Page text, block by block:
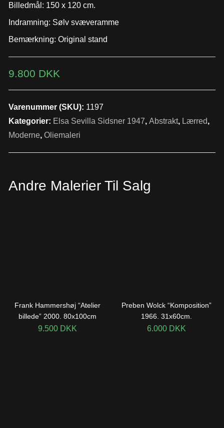
Billedmål: 150 x 120 cm.
Indramning: Sølv svæveramme
Bemærkning: Original stand
9.800 DKK
Varenummer (SKU): 1197
Kategorier: Elsa Sevilla Sidsner 1947, Abstrakt, Lærred,
Moderne, Oliemaleri
Andre Malerier Til Salg
Frank Hammershøj “Atelier
billede” 2000. 80x100cm
9.500 DKK
Preben Wolck “Komposition”
1966. 31x60cm.
6.000 DKK